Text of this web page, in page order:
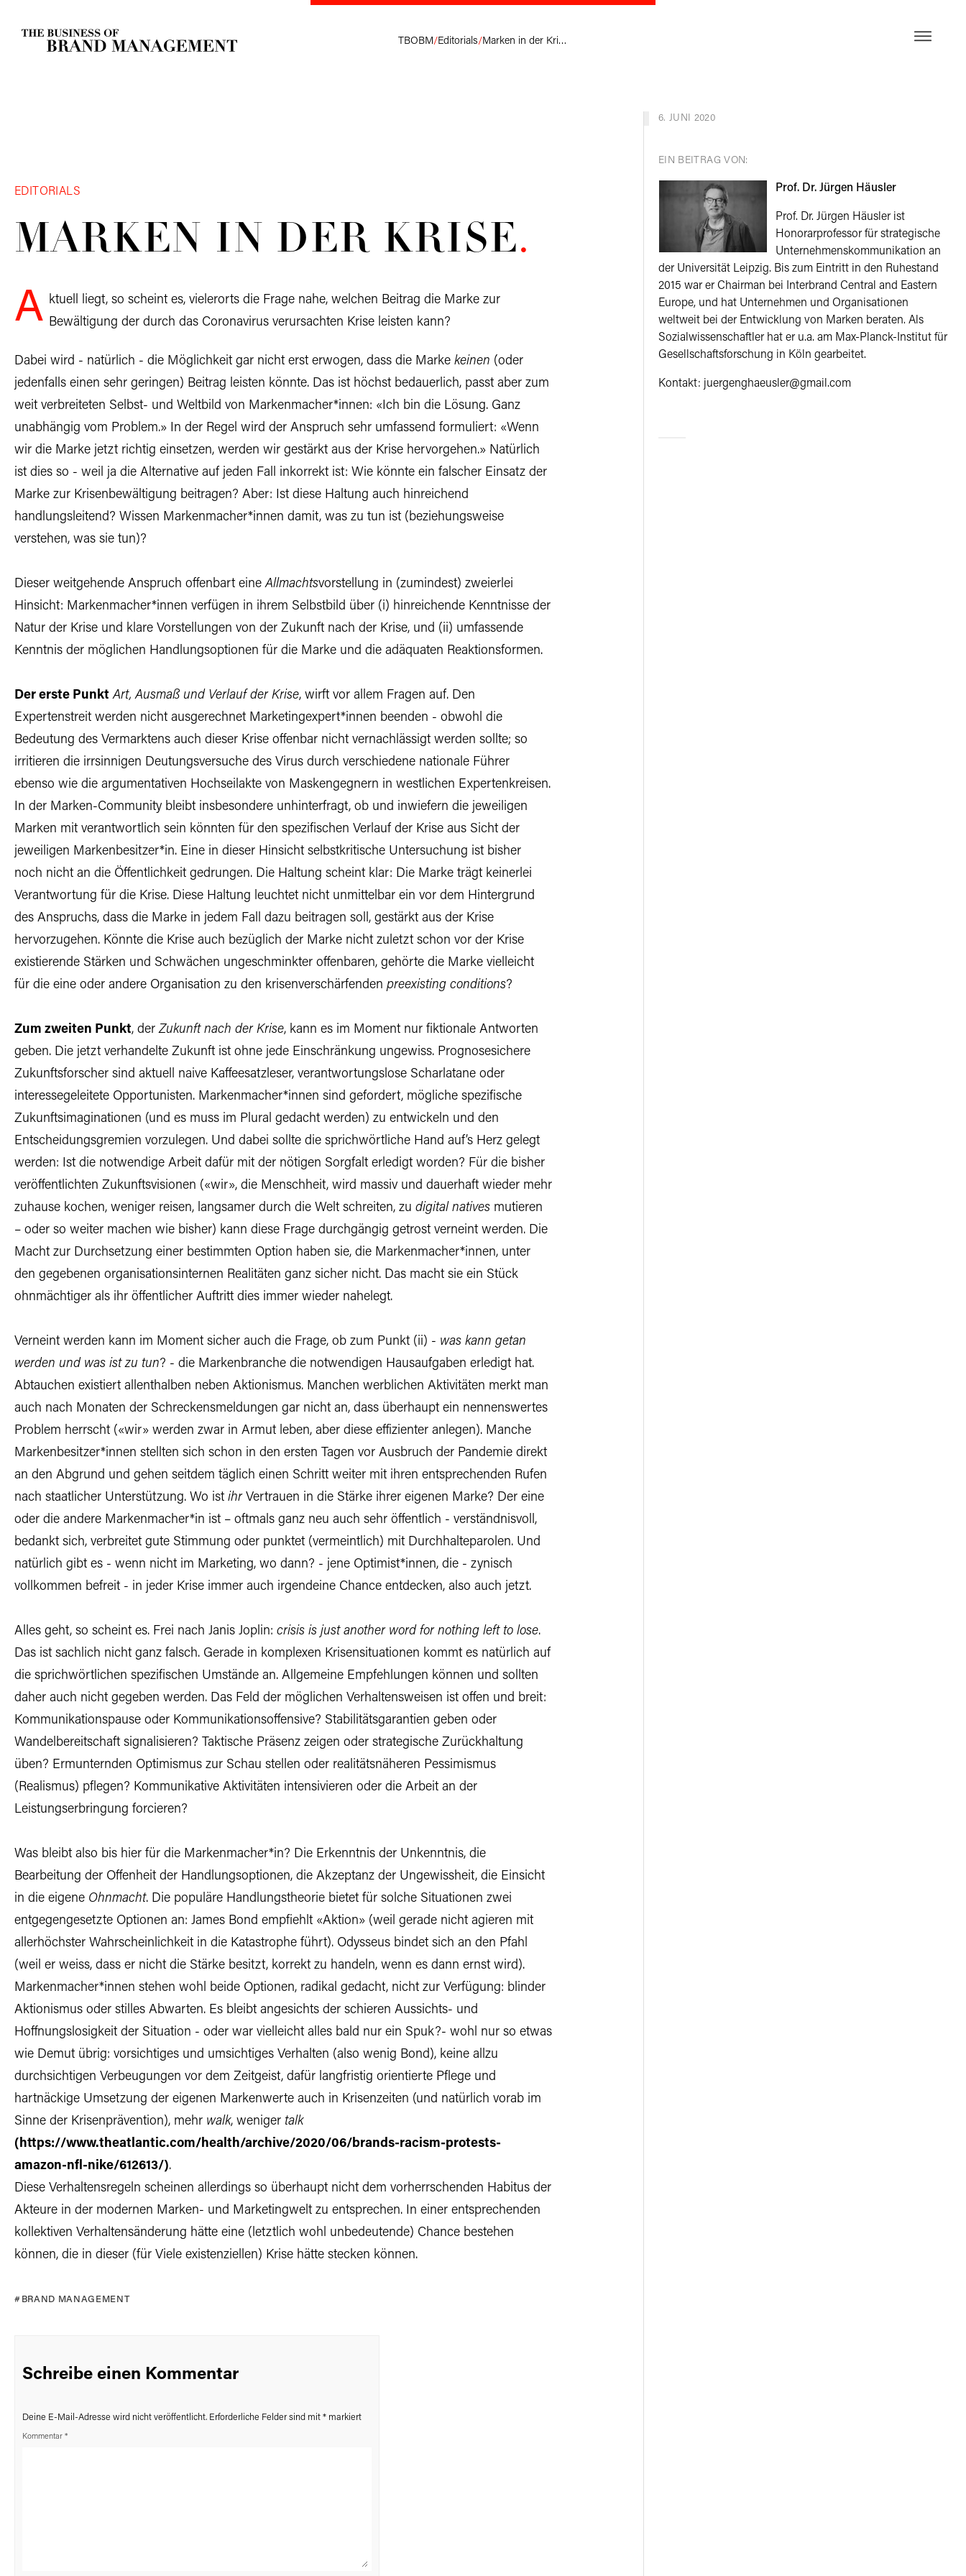
TBOBM/Editorials/ Marken in der Krise. EN
EDITORIALS
MARKEN IN DER KRISE.
A ktuell liegt, so scheint es, vielerorts die Frage nahe, welchen Beitrag die Marke zur
Bewältigung der durch das Coronavirus verursachten Krise leisten kann?
Dabei wird - natürlich - die Möglichkeit gar nicht erst erwogen, dass die Markekeinen (oder
jedenfalls einen sehr geringen) Beitrag leisten könnte. Das ist höchst bedauerlich, passt aber zum
weit verbreiteten Selbst- und Weltbild von Markenmacher*innen: «Ich bin die Lösung. Ganz
unabhängig vom Problem.» In der Regel wird der Anspruch sehr umfassend formuliert: «Wenn
wir die Marke jetzt richtig einsetzen, werden wir gestärkt aus der Krise hervorgehen.» Natürlich
ist dies so - weil ja die Alternative auf jeden Fall inkorrekt ist: Wie könnte ein falscher Einsatz der
Marke zur Krisenbewältigung beitragen? Aber: Ist diese Haltung auch hinreichend
handlungsleitend? Wissen Markenmacher*innen damit, was zu tun ist (beziehungsweise
verstehen, was sie tun)?
Dieser weitgehende Anspruch offenbart eineAllmachtsvorstellung in (zumindest) zweierlei
Hinsicht: Markenmacher*innen verfügen in ihrem Selbstbild über (i) hinreichende Kenntnisse der
Natur der Krise und klare Vorstellungen von der Zukunft nach der Krise, und (ii) umfassende
Kenntnis der möglichen Handlungsoptionen für die Marke und die adäquaten Reaktionsformen.
Der erste Punkt Art, Ausmaß und Verlauf der Krise, wirft vor allem Fragen auf. Den
Expertenstreit werden nicht ausgerechnet Marketingexpert*innen beenden - obwohl die
Bedeutung des Vermarktens auch dieser Krise offenbar nicht vernachlässigt werden sollte; so
irritieren die irrsinnigen Deutungsversuche des Virus durch verschiedene nationale Führer
ebenso wie die argumentativen Hochseilakte von Maskengegnern in westlichen Expertenkreisen.
In der Marken-Community bleibt insbesondere unhinterfragt, ob und inwiefern die jeweiligen
Marken mit verantwortlich sein könnten für den spezifischen Verlauf der Krise aus Sicht der
jeweiligen Markenbesitzer*in. Eine in dieser Hinsicht selbstkritische Untersuchung ist bisher
noch nicht an die Öffentlichkeit gedrungen. Die Haltung scheint klar: Die Marke trägt keinerlei
Verantwortung für die Krise. Diese Haltung leuchtet nicht unmittelbar ein vor dem Hintergrund
des Anspruchs, dass die Marke in jedem Fall dazu beitragen soll, gestärkt aus der Krise
hervorzugehen. Könnte die Krise auch bezüglich der Marke nicht zuletzt schon vor der Krise
existierende Stärken und Schwächen ungeschminkter offenbaren, gehörte die Marke vielleicht
für die eine oder andere Organisation zu den krisenverschärfendenpreexisting conditions?
Zum zweiten Punkt, derZukunft nach der Krise, kann es im Moment nur fiktionale Antworten
geben. Die jetzt verhandelte Zukunft ist ohne jede Einschränkung ungewiss. Prognosesichere
Zukunftsforscher sind aktuell naive Kaffeesatzleser, verantwortungslose Scharlatane oder
interessegeleitete Opportunisten. Markenmacher*innen sind gefordert, mögliche spezifische
Zukunftsimaginationen (und es muss im Plural gedacht werden) zu entwickeln und den
Entscheidungsgremien vorzulegen. Und dabei sollte die sprichwörtliche Hand auf’s Herz gelegt
werden: Ist die notwendige Arbeit dafür mit der nötigen Sorgfalt erledigt worden? Für die bisher
veröffentlichten Zukunftsvisionen («wir», die Menschheit, wird massiv und dauerhaft wieder mehr
zuhause kochen, weniger reisen, langsamer durch die Welt schreiten, zudigital natives mutieren
– oder so weiter machen wie bisher) kann diese Frage durchgängig getrost verneint werden. Die
Macht zur Durchsetzung einer bestimmten Option haben sie, die Markenmacher*innen, unter
den gegebenen organisationsinternen Realitäten ganz sicher nicht. Das macht sie ein Stück
ohnmächtiger als ihr öffentlicher Auftritt dies immer wieder nahelegt.
Verneint werden kann im Moment sicher auch die Frage, ob zum Punkt (ii) - was kann getan
werden und was ist zu tun? - die Markenbranche die notwendigen Hausaufgaben erledigt hat.
Abtauchen existiert allenthalben neben Aktionismus. Manchen werblichen Aktivitäten merkt man
auch nach Monaten der Schreckensmeldungen gar nicht an, dass überhaupt ein nennenswertes
Problem herrscht («wir» werden zwar in Armut leben, aber diese effizienter anlegen). Manche
Markenbesitzer*innen stellten sich schon in den ersten Tagen vor Ausbruch der Pandemie direkt
an den Abgrund und gehen seitdem täglich einen Schritt weiter mit ihren entsprechenden Rufen
nach staatlicher Unterstützung. Wo istihrVertrauen in die Stärke ihrer eigenen Marke? Der eine
oder die andere Markenmacher*in ist – oftmals ganz neu auch sehr öffentlich - verständnisvoll,
bedankt sich, verbreitet gute Stimmung oder punktet (vermeintlich) mit Durchhalteparolen. Und
natürlich gibt es - wenn nicht im Marketing, wo dann? - jene Optimist*innen, die - zynisch
vollkommen befreit - in jeder Krise immer auch irgendeine Chance entdecken, also auch jetzt.
Alles geht, so scheint es. Frei nach Janis Joplin:crisis is just another word for nothing left to lose.
Das ist sachlich nicht ganz falsch. Gerade in komplexen Krisensituationen kommt es natürlich auf
die sprichwörtlichen spezifischen Umstände an. Allgemeine Empfehlungen können und sollten
daher auch nicht gegeben werden. Das Feld der möglichen Verhaltensweisen ist offen und breit:
Kommunikationspause oder Kommunikationsoffensive? Stabilitätsgarantien geben oder
Wandelbereitschaft signalisieren? Taktische Präsenz zeigen oder strategische Zurückhaltung
üben? Ermunternden Optimismus zur Schau stellen oder realitätsnäheren Pessimismus
(Realismus) pflegen? Kommunikative Aktivitäten intensivieren oder die Arbeit an der
Leistungserbringung forcieren?
Was bleibt also bis hier für die Markenmacher*in? Die Erkenntnis der Unkenntnis, die
Bearbeitung der Offenheit der Handlungsoptionen, die Akzeptanz der Ungewissheit, die Einsicht
in die eigene Ohnmacht. Die populäre Handlungstheorie bietet für solche Situationen zwei
entgegengesetzte Optionen an: James Bond empfiehlt «Aktion» (weil gerade nicht agieren mit
allerhöchster Wahrscheinlichkeit in die Katastrophe führt). Odysseus bindet sich an den Pfahl
(weil er weiss, dass er nicht die Stärke besitzt, korrekt zu handeln, wenn es dann ernst wird).
Markenmacher*innen stehen wohl beide Optionen, radikal gedacht, nicht zur Verfügung: blinder
Aktionismus oder stilles Abwarten. Es bleibt angesichts der schieren Aussichts- und
Hoffnungslosigkeit der Situation - oder war vielleicht alles bald nur ein Spuk?- wohl nur so etwas
wie Demut übrig: vorsichtiges und umsichtiges Verhalten (also wenig Bond), keine allzu
durchsichtigen Verbeugungen vor dem Zeitgeist, dafür langfristig orientierte Pflege und
hartnäckige Umsetzung der eigenen Markenwerte auch in Krisenzeiten (und natürlich vorab im
Sinne der Krisenprävention), mehr walk, weniger talk
( https://www.theatlantic.com/health/archive/2020/06/brands-racism-protests-
amazon-nfl-nike/612613/).
Diese Verhaltensregeln scheinen allerdings so überhaupt nicht dem vorherrschenden Habitus der
Akteure in der modernen Marken- und Marketingwelt zu entsprechen. In einer entsprechenden
kollektiven Verhaltensänderung hätte eine (letztlich wohl unbedeutende) Chance bestehen
können, die in dieser (für Viele existenziellen) Krise hätte stecken können.
BRAND MANAGEMENT
6. JUNI 2020
EIN BEITRAG VON:
Prof. Dr. Jürgen Häusler
Prof. Dr. Jürgen Häusler ist
Honorarprofessor für strategische
Unternehmenskommunikation an
der Universität Leipzig. Bis zum Eintritt in den Ruhestand
2015 war er Chairman bei Interbrand Central and Eastern
Europe, und hat Unternehmen und Organisationen
weltweit bei der Entwicklung von Marken beraten. Als
Sozialwissenschaftler hat er u.a. am Max-Planck-Institut für
Gesellschaftsforschung in Köln gearbeitet.
Kontakt: juergenghaeusler@gmail.com
Schreibe einen Kommentar
Deine E-Mail-Adresse wird nicht veröffentlicht. Erforderliche Felder sind mit* markiert
Kommentar*